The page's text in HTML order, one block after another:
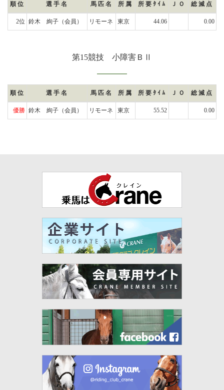
順位 選手名 馬匹名 所属 所要ﾀｲﾑ ＪＯ 総減点
2位 鈴木 絢子 （会員） リモーネ 東京 44.06 0.00
第15競技 小障害ＢⅡ
順位 選手名 馬匹名 所属 所要ﾀｲﾑ ＪＯ 総減点
優勝 鈴木 絢子 （会員） リモーネ 東京 55.52 0.00